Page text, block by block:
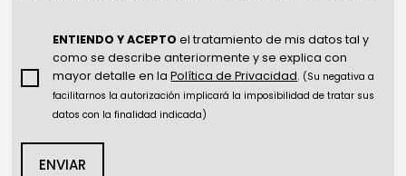
ENTIENDO Y ACEPTO el tratamiento de mis datos tal y
como se describe anteriormente y se explica con
mayor detalle en laPolítica de Privacidad. (Su negativa a
facilitarnos la autorización implicará la imposibilidad de tratar sus
datos con la finalidad indicada)
ENVIAR